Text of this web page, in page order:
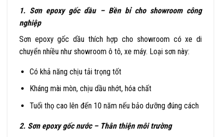
1. Sơn epoxy gốc dầu – Bền bỉ cho showroom công
nghiệp
Sơn epoxy gốc dầu thích hợp cho showroom có xe di
chuyển nhiều như showroom ô tô, xe máy. Loại sơn này:
Có khả năng chịu tải trọng tốt
Kháng mài mòn, chịu dầu nhớt, hóa chất
Tuổi thọ cao lên đến 10 năm nếu bảo dưỡng đúng cách
2. Sơn epoxy gốc nước – Thân thiện môi trường